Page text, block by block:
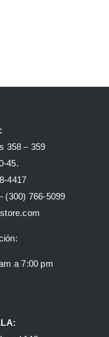
358 – 359
45.
4417
(300) 766-5099
a 7:00 pm